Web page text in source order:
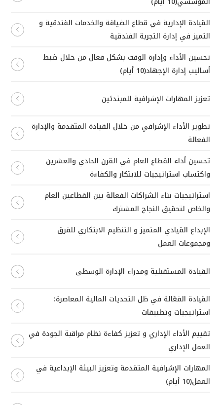
القيادة الإدارية في قطاع الضيافة والخدمات الفندقية و
التميز في إدارة التجربة الفندقية
تحسين الأداء وإدارة الوقت بشكل فعال من خلال ضبط
أساليب إدارة الإجهاد(10 أيام)
تعزيز المهارات الإشرافية للمبتدئين
تطوير الأداء الإشرافي من خلال القيادة المتقدمة والإدارة
الفعالة
تحسين أداء القطاع العام في القرن الحادي والعشرين
واكتساب استراتيجيات للابتكار والكفاءة
استراتيجيات بناء الشراكات الفعالة بين القطاعين العام
والخاص لتحقيق النجاح المشترك
الإبداع القيادي المتميز و التنظيم الابتكاري للفرق
ومجموعات العمل
القيادة المستقبلية ومدراء الإدارة الوسطى
القيادة الفعّالة في ظل التحديات المالية المعاصرة:
استراتيجيات وتطبيقات
تقييم الأداء الإداري و تعزيز كفاءة نظام مراقبة الجودة في
العمل الإداري
المهارات الإشرافية المتقدمة وتعزيز البيئة الإبداعية في
العمل(10 أيام)